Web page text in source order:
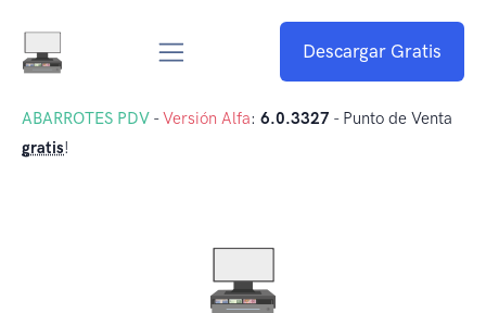
Descargar Gratis
ABARROTES PDV -Versión Alfa: 6.0.3327 - Punto de Venta
gratis!